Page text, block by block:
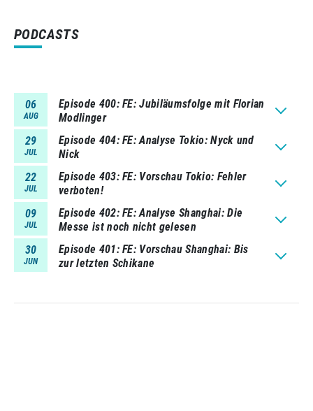
PODCASTS
06
AUG
Episode 400 FE: Jubiläumsfolge mit Florian
Modlinger
29
JUL
Episode 404 FE: Analyse Tokio: Nyck und
Nick
22
JUL
Episode 403 FE: Vorschau Tokio: Fehler
verboten!
09
JUL
Episode 402 FE: Analyse Shanghai: Die
Messe ist noch nicht gelesen
30
JUN
Episode 401 FE: Vorschau Shanghai: Bis
zur letzten Schikane